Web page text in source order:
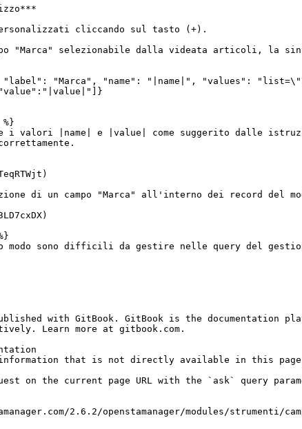
personalizzati cliccando sul tasto (+).
"Marca" selezionabile dalla videata articoli, la
"Marca", "name": "|name|", "values":
i valori |name| e |value| come suggerito dalle
di un campo "Marca" all'interno dei record del
modo sono difficili da gestire nelle query del
with GitBook. GitBook is the documentation
Learn more at gitbook.com.
that is not directly available in this page,
on the current page URL with the `ask` query
2.6.2/openstamanager/modules/strumenti/